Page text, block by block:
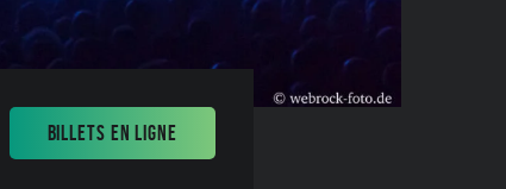
BILLETS EN LIGNE